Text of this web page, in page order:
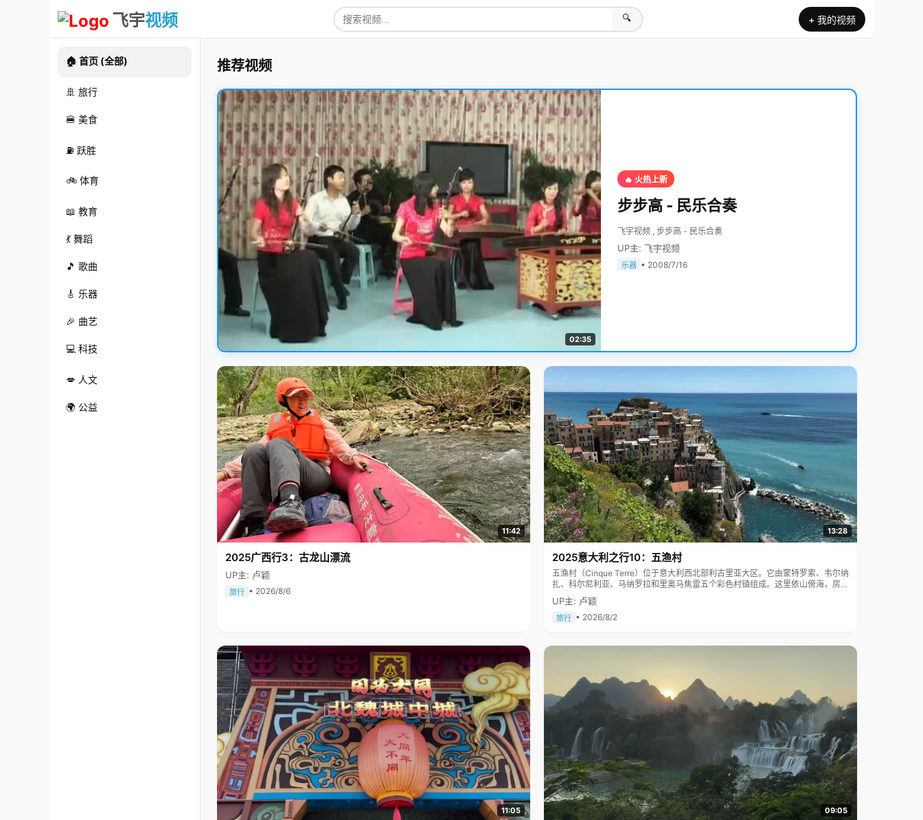
飞宇视频 🔍 + 我的视频
🏠 首页 (全部)
🚢 旅行
🍔 美食
⛽ 跃胜
🚲 体育
📖 教育
💃 舞蹈
🎵 歌曲
🎸 乐器
🎉 曲艺
💻 科技
💋 人文
🌍 公益
推荐视频
02:35
🔥 火热上新
步步高 - 民乐合奏
飞宇视频 , 步步高 - 民乐合奏
UP主: 飞宇视频
乐器 • 2008/7/16
11:42
2025广西行3：古龙山漂流
UP主: 卢颖
旅行 • 2026/8/6
13:28
2025意大利之行10：五渔村
五渔村（Cinque Terre）位于意大利西北部利古里亚大区。它由蒙特罗索、韦尔纳
扎、科尔尼利亚、马纳罗拉和里奥马焦雷五个彩色村镇组成。这里依山傍海，房屋
色彩斑斓，1997年被列为世界文化遗产。
UP主: 卢颖
旅行 • 2026/8/2
11:05 09:05